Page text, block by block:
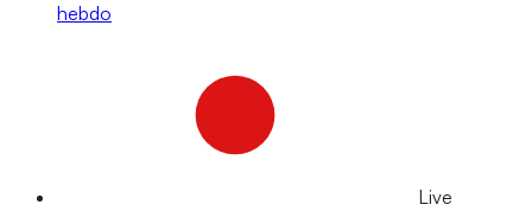
hebdo
Live